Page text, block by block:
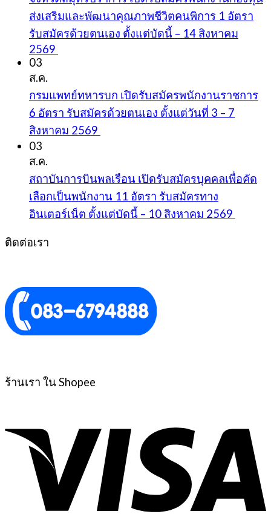
ส่งเสริมและพัฒนาคุณภาพชีวิตคนพิการ 1 อัตรา
รับสมัครด้วยตนเอง ตั้งแต่บัดนี้ – 14 สิงหาคม
2569
03
ส.ค.
กรมแพทย์ทหารบก เปิดรับสมัครพนักงานราชการ
6 อัตรา รับสมัครด้วยตนเอง ตั้งแต่วันที่ 3 – 7
สิงหาคม 2569
03
ส.ค.
สถาบันการบินพลเรือน เปิดรับสมัครบุคคลเพื่อคัด
เลือกเป็นพนักงาน 11 อัตรา รับสมัครทาง
อินเตอร์เน็ต ตั้งแต่บัดนี้ – 10 สิงหาคม 2569
ติดต่อเรา
ร้านเรา ใน Shopee